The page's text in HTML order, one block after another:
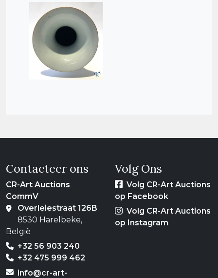
Contacteer ons
CR-Art Auctions
CommV
Overleiestraat 126B
8530 Harelbeke,
België
+32 56 903 240
+32 475 999 462
info@cr-art-
Volg Ons
Volg CR-Art Auctions
op Facebook
Volg CR-Art Auctions
op Instagram